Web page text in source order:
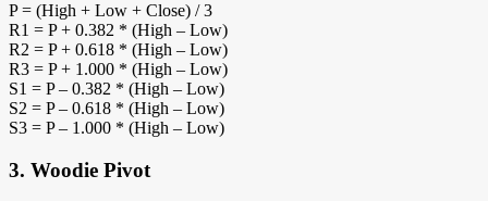
P = (High + Low + Close) / 3
R1 = P + 0.382 * (High – Low)
R2 = P + 0.618 * (High – Low)
R3 = P + 1.000 * (High – Low)
S1 = P – 0.382 * (High – Low)
S2 = P – 0.618 * (High – Low)
S3 = P – 1.000 * (High – Low)
3. Woodie Pivot